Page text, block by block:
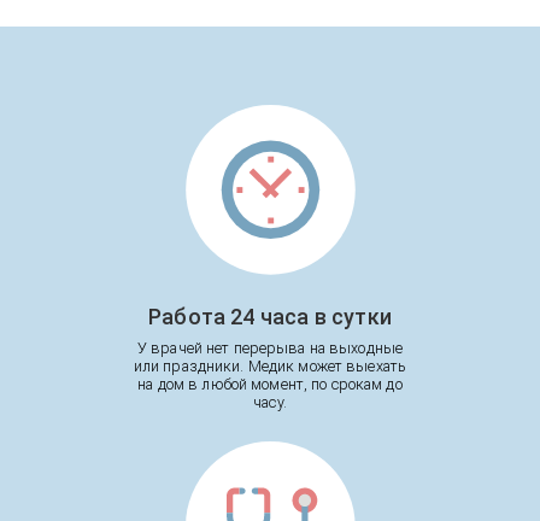
Работа 24 часа в сутки
У врачей нет перерыва на выходные
или праздники. Медик может выехать
на дом в любой момент, по срокам до
часу.